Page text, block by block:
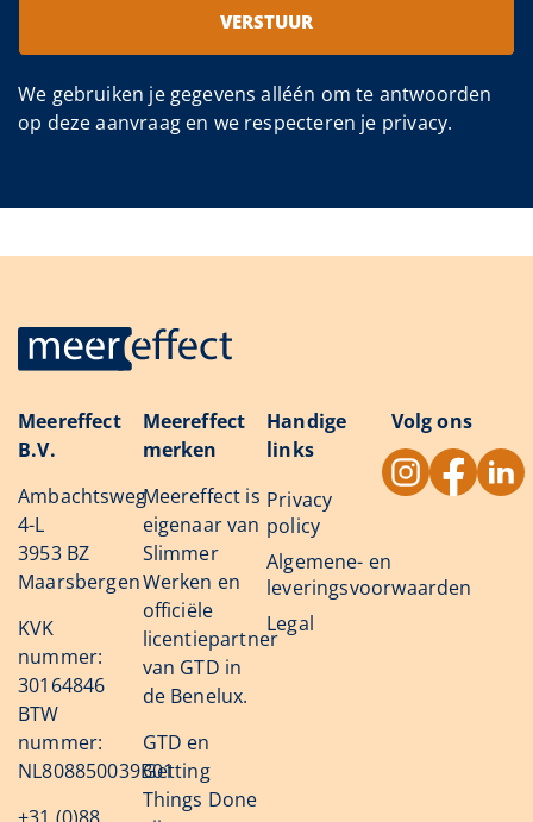
VERSTUUR
We gebruiken je gegevens alléén om te antwoorden
op deze aanvraag en we respecteren je privacy.
Meereffect
B.V.
Ambachtsweg
4-L
3953 BZ
Maarsbergen
KVK
nummer:
30164846
BTW
nummer:
NL808850039B01
Meereffect
merken
Meereffect is
eigenaar van
Slimmer
Werken en
officiële
licentiepartner
van GTD in
de Benelux.
GTD en
Getting
Things Done
Handige
links
Privacy
policy
Algemene- en
leveringsvoorwaarden
Legal
Volg ons